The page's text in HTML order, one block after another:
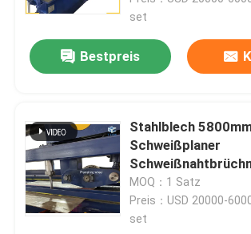
set
Bestpreis
Stahlblech
Schweißplaner
Schweißplaner
MOQ：1 Satz
Preis：USD 20000-
set